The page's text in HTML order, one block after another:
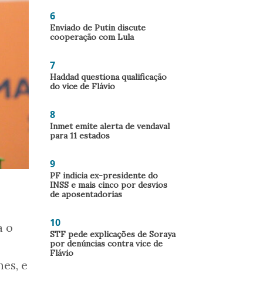
o
e
6
Enviado de Putin discute
cooperação com Lula
7
Haddad questiona qualificação
do vice de Flávio
8
Inmet emite alerta de vendaval
para 11 estados
9
PF indicia ex-presidente do
INSS e mais cinco por desvios
de aposentadorias
10
STF pede explicações de Soraya
por denúncias contra vice de
Flávio